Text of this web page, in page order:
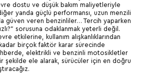
dostu ve düşük bakım maliyetleriyle
yanda güçlü performansı, uzun menzili
güven veren benzinliler… Tercih yaparken
sorusuna odaklanmak yeterli değil.
etkilerine, kullanım alışkanlıklarından
birçok faktör karar sürecinde
elektrikli ve benzinli motosikletler
şekilde ele alarak, sürücüler için en doğru